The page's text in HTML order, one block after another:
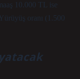
10.000 TL ise
oranı (1.500